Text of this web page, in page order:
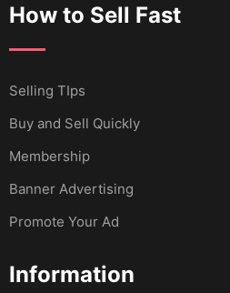
How to Sell Fast
Selling TIps
Buy and Sell Quickly
Membership
Banner Advertising
Promote Your Ad
Information